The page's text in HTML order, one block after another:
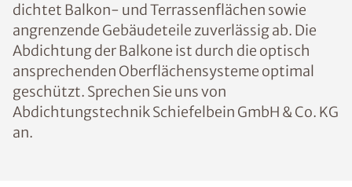
dichtet Balkon- und Terrassenflächen sowie
angrenzende Gebäudeteile zuverlässig ab. Die
Abdichtung der Balkone ist durch die optisch
ansprechenden Oberflächensysteme optimal
geschützt. Sprechen Sie uns von
Abdichtungstechnik Schiefelbein GmbH & Co. KG
an.